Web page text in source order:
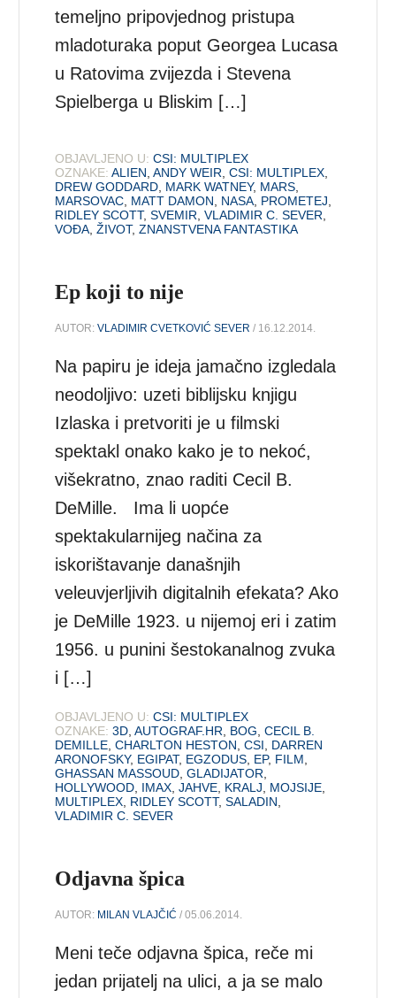
temeljno pripovjednog pristupa
mladoturaka poput Georgea Lucasa
u Ratovima zvijezda i Stevena
Spielberga u Bliskim […]
OBJAVLJENO U: CSI: MULTIPLEX
OZNAKE: ALIEN,ANDY WEIR,CSI: MULTIPLEX,
DREW GODDARD, MARK WATNEY, MARS,
MARSOVAC, MATT DAMON, NASA, PROMETEJ,
RIDLEY SCOTT,SVEMIR,VLADIMIR C. SEVER,
VOĐA,ŽIVOT,ZNANSTVENA FANTASTIKA
Ep koji to nije
AUTOR:VLADIMIR CVETKOVIĆ SEVER / 16.12.2014.
Na papiru je ideja jamačno izgledala
neodoljivo: uzeti biblijsku knjigu
Izlaska i pretvoriti je u filmski
spektakl onako kako je to nekoć,
višekratno, znao raditi Cecil B.
DeMille. Ima li uopće
spektakularnijeg načina za
iskorištavanje današnjih
veleuvjerljivih digitalnih efekata? Ako
je DeMille 1923. u nijemoj eri i zatim
1956. u punini šestokanalnog zvuka
i […]
OBJAVLJENO U: CSI: MULTIPLEX
OZNAKE: 3D ,AUTOGRAF.HR BOG ,CECIL B.
DEMILLE ,CHARLTON HESTON ,CSI
DARREN
ARONOFSKY, EGIPAT, EGZODUS EP, FILM
GHASSAN MASSOUD ,GLADIJATOR
HOLLYWOOD IMAX ,JAHVE KRALJ MOJSIJE
MULTIPLEX RIDLEY SCOTT,SALADIN
VLADIMIR C. SEVER
Odjavna špica
AUTOR: MILAN VLAJČIĆ / 05.06.2014.
Meni teče odjavna špica, reče mi
jedan prijatelj na ulici, a ja se malo